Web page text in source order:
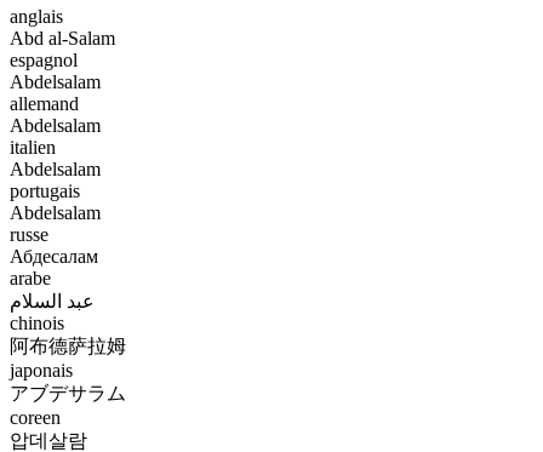
anglais
Abd al-Salam
espagnol
Abdelsalam
allemand
Abdelsalam
italien
Abdelsalam
portugais
Abdelsalam
russe
Абдесалам
arabe
عبد السلام
chinois
阿布德萨拉姆
japonais
アブデサラム
coreen
압데살람